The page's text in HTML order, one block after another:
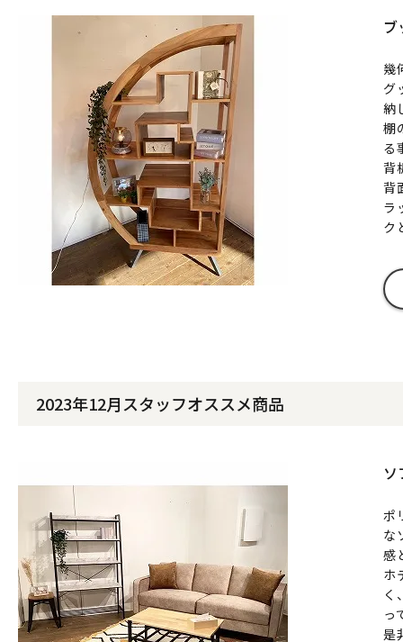
ブ
幾
グ
納
棚
る
背
背
ラ
ク
2023年12月スタッフオススメ商品
ポ
な
感
ホ
く
っ
是